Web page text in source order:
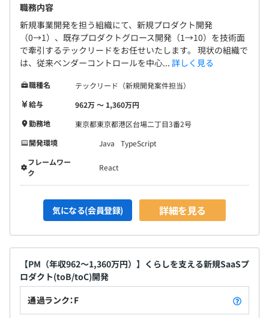
生活習慣改善のための特定保健指導が国より推奨されてい
ますが、当社の遠隔特定保健指導サービスでは特定健診の
当日に遠隔による保健指導をおこない、参加率の向上と医
療費の削減に貢献しています。2020年より健康サポート
センターにてサービスを開始し、全国健康保険協会や自治
体等に採用されています。
■資格取得支援制度
推奨資格を取得した場合の報奨金支給もあります。
■研修制度
金融業界の経験や知識がなくても安心してお仕事していた
UPが可能です。
【教育制度】
・新入社員研修
年2回：6月、12月に会社および個人の業績に基づき支給
年1回：前年度評価により決定
社会保険完備（健康保険・厚生年金加入・雇用保険・労災
保険）
6カ月（その間の給与・待遇に変動はありません）
ら、ベンチャー気質を兼ね備えていることが当社の
強みです。 ひとりひとりの社員がどんどん新しいア
イデアを出し、カタチにしていくオープンな社風が
あります。既成概念に捉われない柔軟な発想力があっ
たから、着実に成長を続けて来られました。 そんな
風通しのよい当社でなら、これまでのあなたのキャ
職務内容
新規事業開発を担う組織にて、新規プロダクト開発
（0→1）、既存プロダクトグロース開発（1→10）を技術面
で牽引するテックリードをお任せいたします。 現状の組織で
は、従来ベンダーコントロールを中心... 詳しく見る
職種名
テックリード（新規開発案件担当）
給与
962万 〜 1,360万円
勤務地
東京都東京都港区台場二丁目3番2号
開発環境
Java
TypeScript
フレームワー
ク
React
気になる(会員登録) 詳細を見る
【PM（年収962〜1,360万円）】くらしを支える新規SaaSプ
ロダクト(toB/toC)開発
通過ランク：F